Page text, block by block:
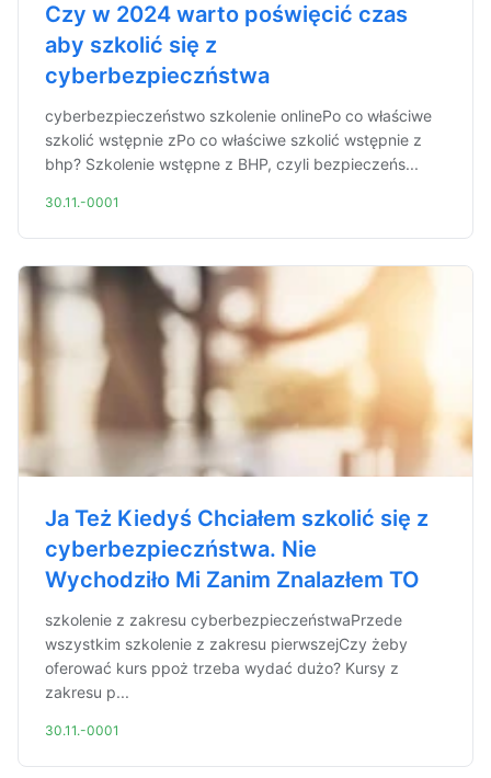
Czy w 2024 warto poświęcić czas
aby szkolić się z
cyberbezpieczństwa
cyberbezpieczeństwo szkolenie onlinePo co właściwe
szkolić wstępnie zPo co właściwe szkolić wstępnie z
bhp? Szkolenie wstępne z BHP, czyli bezpieczeńs...
30.11.-0001
Ja Też Kiedyś Chciałem szkolić się z
cyberbezpieczństwa. Nie
Wychodziło Mi Zanim Znalazłem TO
szkolenie z zakresu cyberbezpieczeństwaPrzede
wszystkim szkolenie z zakresu pierwszejCzy żeby
oferować kurs ppoż trzeba wydać dużo? Kursy z
zakresu p...
30.11.-0001